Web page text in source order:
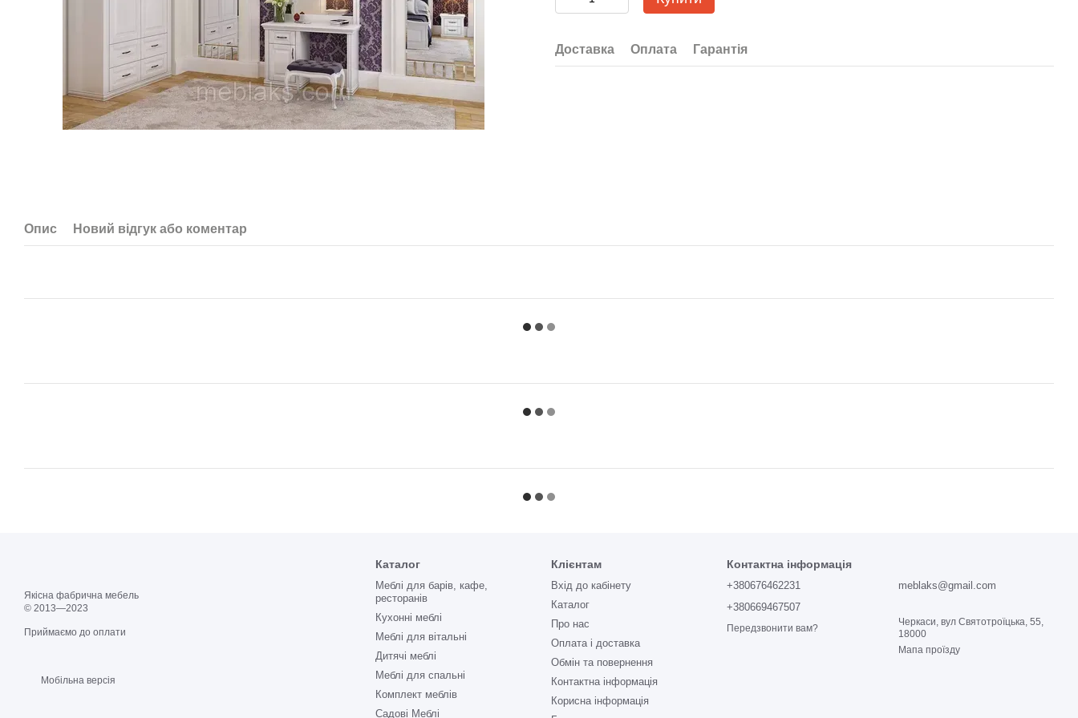
Доставка Оплата Гарантія
Опис Новий відгук або коментар
Якісна фабрична мебель
© 2013—2023
Приймаємо до оплати
Мобільна версія
Каталог
Меблі для барів, кафе,
ресторанів
Кухонні меблі
Меблі для вітальні
Дитячі меблі
Меблі для спальні
Комплект меблів
Садові Меблі
Клієнтам
Вхід до кабінету
Каталог
Про нас
Оплата і доставка
Обмін та повернення
Контактна інформація
Корисна інформація
Контактна інформація
+380676462231
+380669467507
Передзвонити вам?
meblaks@gmail.com
Черкаси, вул Святотроїцька, 55,
18000
Мапа проїзду